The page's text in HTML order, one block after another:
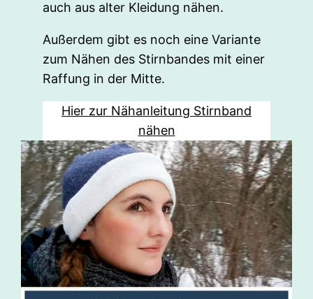
auch aus alter Kleidung nähen.
Außerdem gibt es noch eine Variante
zum Nähen des Stirnbandes mit einer
Raffung in der Mitte.
Hier zur Nähanleitung Stirnband
nähen